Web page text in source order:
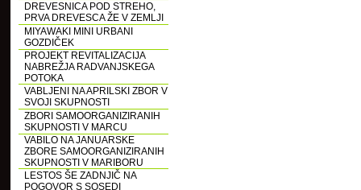
DREVESNICA POD STREHO,
PRVA DREVESCA ŽE V ZEMLJI
MIYAWAKI MINI URBANI
GOZDIČEK
PROJEKT REVITALIZACIJA
NABREŽJA RADVANJSKEGA
POTOKA
VABLJENI NA APRILSKI ZBOR V
SVOJI SKUPNOSTI
ZBORI SAMOORGANIZIRANIH
SKUPNOSTI V MARCU
VABILO NA JANUARSKE
ZBORE SAMOORGANIZIRANIH
SKUPNOSTI V MARIBORU
LESTOS ŠE ZADNJIČ NA
POGOVOR S SOSEDI